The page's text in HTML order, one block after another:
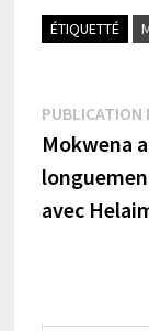
ÉTIQUETTÉ
de
l’article
PUBLICATION
Mokwena a
avec